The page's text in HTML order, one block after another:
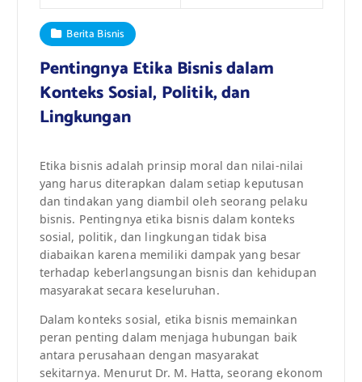
Berita Bisnis
Pentingnya Etika Bisnis dalam
Konteks Sosial, Politik, dan
Lingkungan
Etika bisnis adalah prinsip moral dan nilai-nilai
yang harus diterapkan dalam setiap keputusan
dan tindakan yang diambil oleh seorang pelaku
bisnis. Pentingnya etika bisnis dalam konteks
sosial, politik, dan lingkungan tidak bisa
diabaikan karena memiliki dampak yang besar
terhadap keberlangsungan bisnis dan kehidupan
masyarakat secara keseluruhan.
Dalam konteks sosial, etika bisnis memainkan
peran penting dalam menjaga hubungan baik
antara perusahaan dengan masyarakat
sekitarnya. Menurut Dr. M. Hatta, seorang ekonom